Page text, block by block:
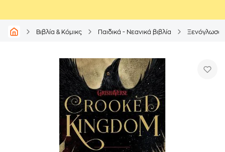
Βιβλία & Κόμικς Παιδικά - Νεανικά βιβλία